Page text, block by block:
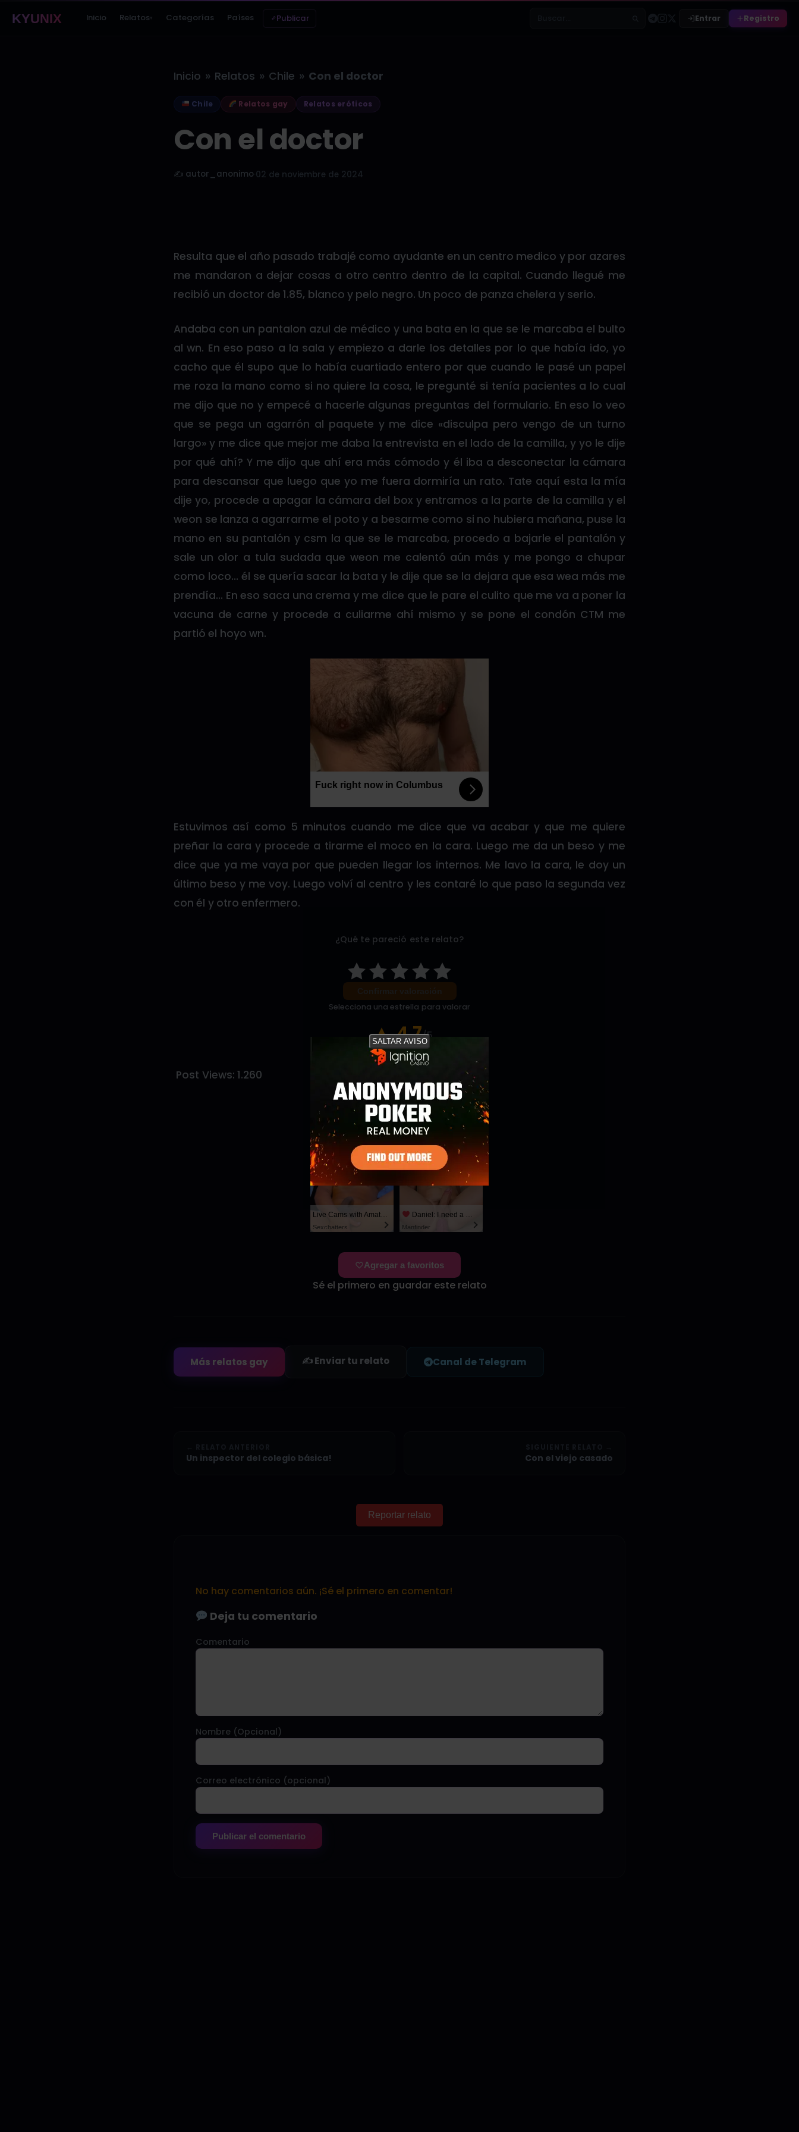
KYUNIX Inicio Relatos▾ Categorías Países Publicar Entrar Registro
Inicio » Relatos » Chile » Con el doctor
Chile Relatos gay Relatos eróticos
Con el doctor
✍️ autor_anonimo 02 de noviembre de 2024
Resulta que el año pasado trabajé como ayudante en un centro medico y por azares
me mandaron a dejar cosas a otro centro dentro de la capital. Cuando llegué me
recibió un doctor de 1.85, blanco y pelo negro. Un poco de panza chelera y serio.
Andaba con un pantalon azul de médico y una bata en la que se le marcaba el bulto
al wn. En eso paso a la sala y empiezo a darle los detalles por lo que había ido, yo
cacho que él supo que lo había cuartiado entero por que cuando le pasé un papel
me roza la mano como si no quiere la cosa, le pregunté si tenía pacientes a lo cual
me dijo que no y empecé a hacerle algunas preguntas del formulario. En eso lo veo
que se pega un agarrón al paquete y me dice «disculpa pero vengo de un turno
largo» y me dice que mejor me daba la entrevista en el lado de la camilla, y yo le dije
por qué ahí? Y me dijo que ahí era más cómodo y él iba a desconectar la cámara
para descansar que luego que yo me fuera dormiría un rato. Tate aquí esta la mía
dije yo, procede a apagar la cámara del box y entramos a la parte de la camilla y el
weon se lanza a agarrarme el poto y a besarme como si no hubiera mañana, puse la
mano en su pantalón y csm la que se le marcaba, procedo a bajarle el pantalón y
sale un olor a tula sudada que weon me calentó aún más y me pongo a chupar
como loco… él se quería sacar la bata y le dije que se la dejara que esa wea más me
prendía… En eso saca una crema y me dice que le pare el culito que me va a poner la
vacuna de carne y procede a culiarme ahí mismo y se pone el condón CTM me
partió el hoyo wn.
Fuck right now in Columbus
Estuvimos así como 5 minutos cuando me dice que va acabar y que me quiere
preñar la cara y procede a tirarme el moco en la cara. Luego me da un beso y me
dice que ya me vaya por que pueden llegar los internos. Me lavo la cara, le doy un
último beso y me voy. Luego volví al centro y les contaré lo que paso la segunda vez
con él y otro enfermero.
¿Qué te pareció este relato?
Selecciona una estrella para valorar
4.7/5
7 votos
Post Views: 1.260
A Gorgeous Boy
SayUncle
I Need My Stepdaddy
SayUncle
Sexchatters
Daniel: I need a man for a spicy night...
Manfinder
Agregar a favoritos
Sé el primero en guardar este relato
Más relatos gay ✍️ Enviar tu relato Canal de Telegram
Un inspector del colegio básica! Con el viejo casado
Reportar relato
No hay comentarios aún. ¡Sé el primero en comentar!
Deja tu comentario
Comentario
Nombre (Opcional)
Correo electrónico (opcional)
SALTAR AVISO